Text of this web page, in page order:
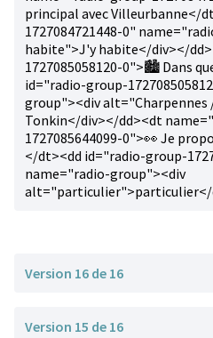
principal avec Villeurbanne</
1727084721448-0"
habite">J'y habite</div></
1727085058120-0">🏙️ Dans
id="radio-group-
group"><div alt="Charpennes
Tonkin</div></dd><dt
1727085644099-0">👀 Je
</dt><dd id="radio-group-
name="radio-group"><div
Version 16 de 16
Version 15 de 16